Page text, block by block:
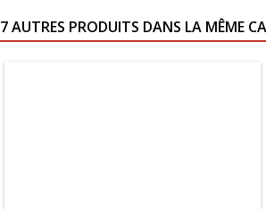
7 AUTRES PRODUITS DANS LA MÊME